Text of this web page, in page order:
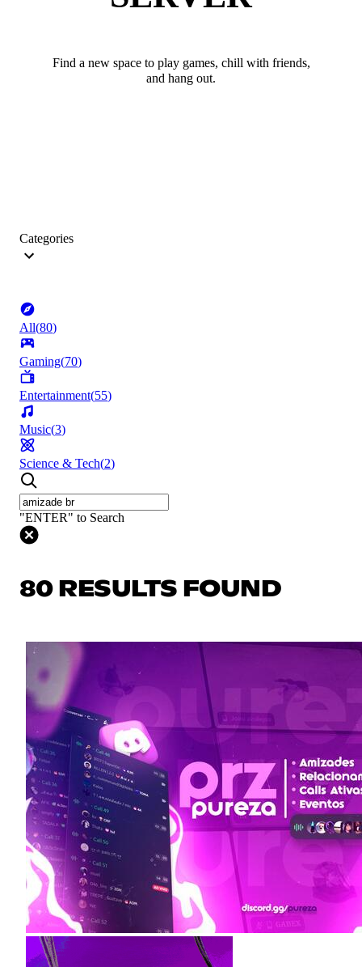
Find a new space to play games, chill with friends,
and hang out.
Categories
All(80)
Gaming(70)
Entertainment(55)
Music(3)
Science & Tech(2)
"ENTER" to Search
80 RESULTS FOUND